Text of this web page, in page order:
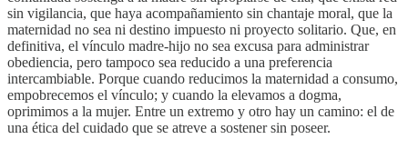
sin vigilancia, que haya acompañamiento sin chantaje moral, que la
maternidad no sea ni destino impuesto ni proyecto solitario. Que, en
definitiva, el vínculo madre-hijo no sea excusa para administrar
obediencia, pero tampoco sea reducido a una preferencia
intercambiable. Porque cuando reducimos la maternidad a consumo,
empobrecemos el vínculo; y cuando la elevamos a dogma,
oprimimos a la mujer. Entre un extremo y otro hay un camino: el de
una ética del cuidado que se atreve a sostener sin poseer.